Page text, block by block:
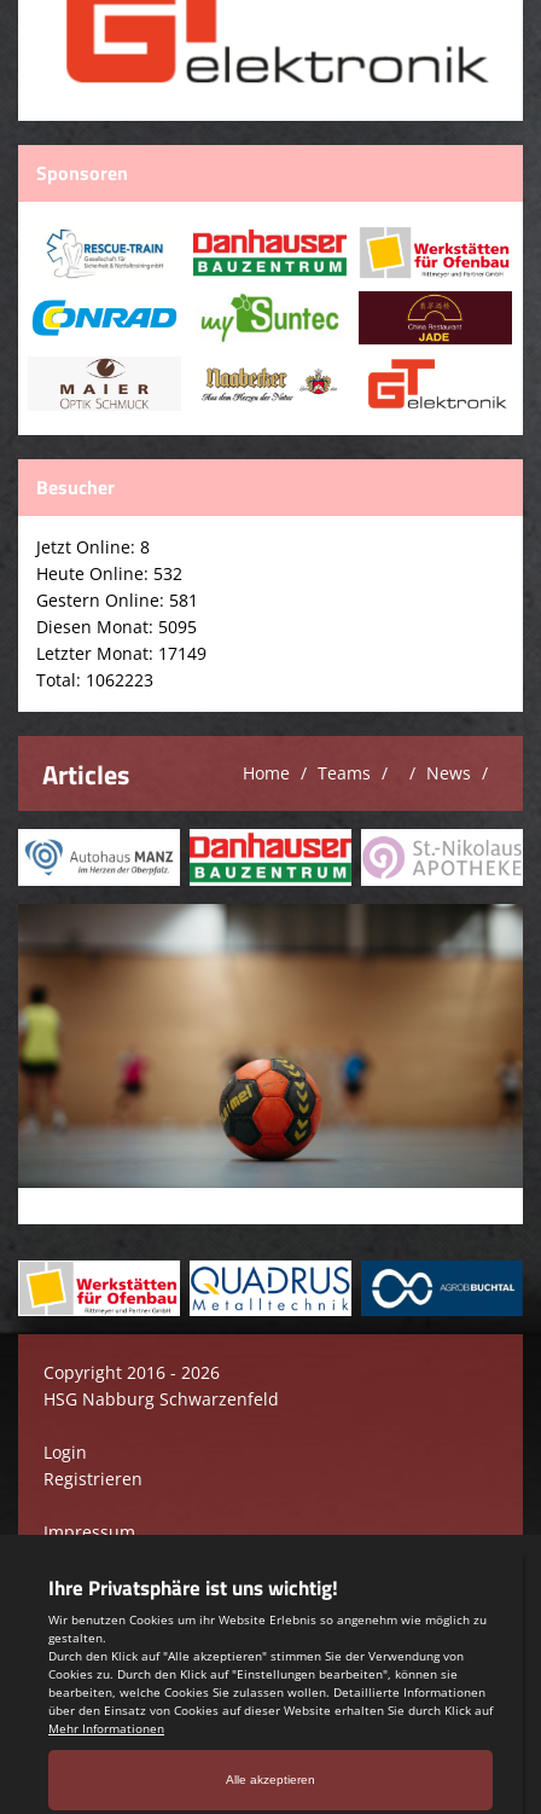
Sponsoren
Besucher
Jetzt Online: 8
Heute Online: 532
Gestern Online: 581
Diesen Monat: 5095
Letzter Monat: 17149
Total: 1062223
Articles Home Teams News
Copyright 2016 - 2026
HSG Nabburg Schwarzenfeld
Login
Registrieren
Impressum
Teamsports 2
Dein Sportverein online